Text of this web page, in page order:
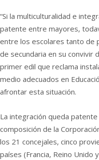
“Si la multiculturalidad e
patente entre mayores,
entre los escolares tanto de
de secundaria en su convivir
primer edil que reclama
medio adecuados en
afrontar esta situación.
La integración queda
composición de la
los 21 concejales, cinco
países (Francia, Reino Unido